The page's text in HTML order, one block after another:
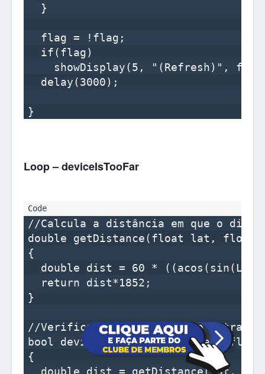
  }
  flag = !flag;
  if(flag)
showDisplay(5, "(Refresh)",
  delay(3000);
Loop – deviceIsTooFar
//Calcula a distância em que o
double getDistance(float lat, float
{
double dist = 60 *
  return dist*1852;
}
//Verifica se o dispositivo
bool deviceIsTooFar(float lat,
{
double dist = getDistance(lat,